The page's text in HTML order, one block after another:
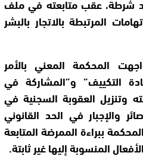
شرطة، عقب متابعته في ملف
المرتبطة بالاتجار بالبشر
المحكمة المعني بالأمر
التكييف” و”المشاركة في
وتنزيل العقوبة السجنية في
والإجبار في الحد القانوني
ببراءة الممرضة المتابعة
المنسوبة إليها غير ثابتة.